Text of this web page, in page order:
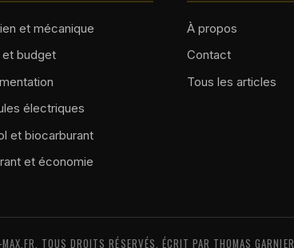
et mécanique
et budget
électriques
et biocarburant
et économie
À propos
Contact
Tous les articles
TOUS DROITS RÉSERVÉS. ÉCRIT PAR THOMAS GARNIER.